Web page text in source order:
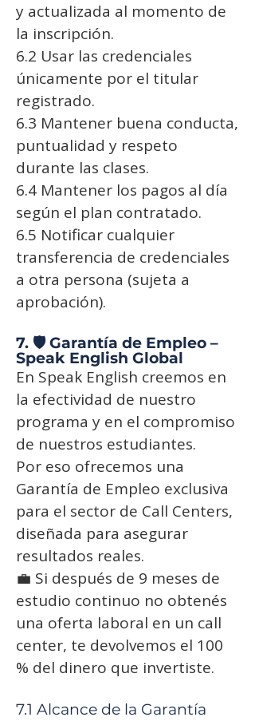
y actualizada al momento de
la inscripción.
6.2 Usar las credenciales
únicamente por el titular
registrado.
6.3 Mantener buena conducta,
puntualidad y respeto
durante las clases.
6.4 Mantener los pagos al día
según el plan contratado.
6.5 Notificar cualquier
transferencia de credenciales
a otra persona (sujeta a
aprobación).
7. 🛡️ Garantía de Empleo –
Speak English Global
En Speak English creemos en
la efectividad de nuestro
programa y en el compromiso
de nuestros estudiantes.
Por eso ofrecemos una
Garantía de Empleo exclusiva
para el sector de Call Centers,
diseñada para asegurar
resultados reales.
💼 Si después de 9 meses de
estudio continuo no obtenés
una oferta laboral en un call
center, te devolvemos el 100
% del dinero que invertiste.
7.1 Alcance de la Garantía